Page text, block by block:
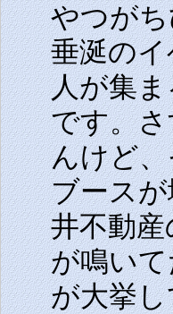
やつが
垂涎の
人が集
です。
んけど
ブース
井不動
が鳴い
が大挙